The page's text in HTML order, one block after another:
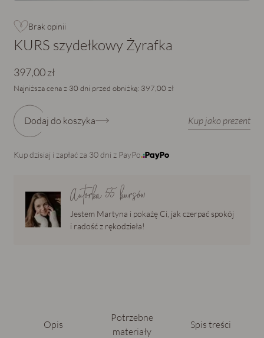
Brak opinii
KURS szydełkowy Żyrafka
397,00 zł
Najniższa cena z 30 dni przed obniżką: 397,00 zł
Dodaj do koszyka Kup jako prezent
Kup dzisiaj i zapłać za 30 dni z PayPo
Autorka55kursów
Jestem Martyna i pokażę Ci, jak czerpać spokój
i radość z rękodzieła!
Opis
Potrzebne
materiały
Spis treści